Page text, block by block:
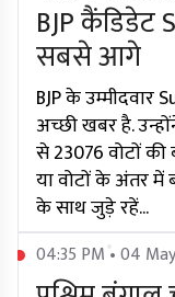
BJP कैंडिडेट
सबसे आगे
BJP के उम्मीदवार
अच्छी खबर है.
से 23076 वोटों की
या वोटों के अंतर में
के साथ जुड़े रहें...
04:35 PM • 04